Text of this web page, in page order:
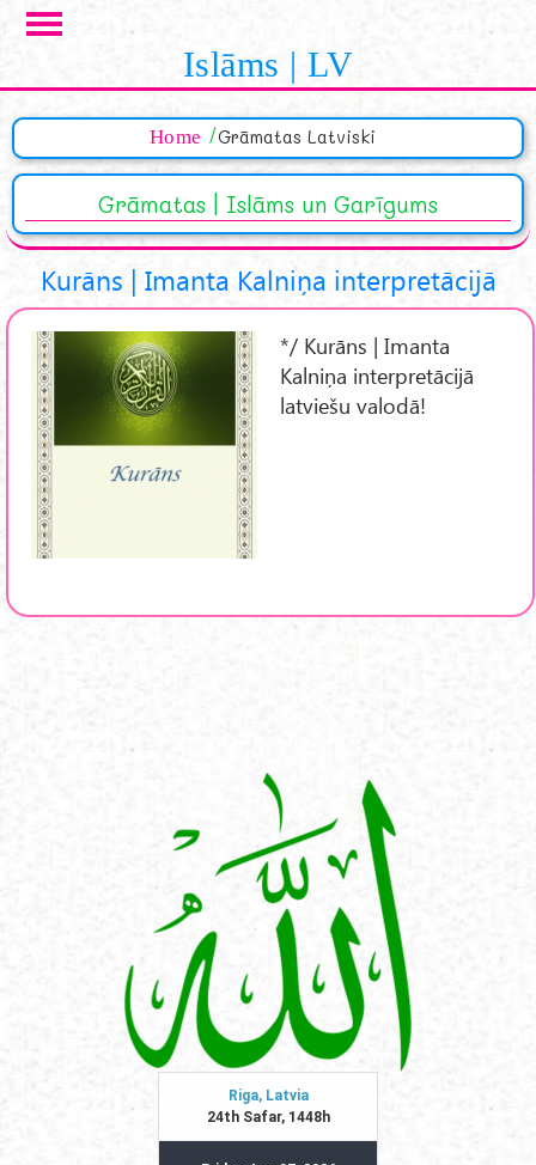
Skip to main content
Islāms | LV
Home Grāmatas Latviski
Grāmatas | Islāms un Garīgums
Kurāns | Imanta Kalniņa interpretācijā
*/ Kurāns | Imanta
Kalniņa interpretācijā
latviešu valodā!